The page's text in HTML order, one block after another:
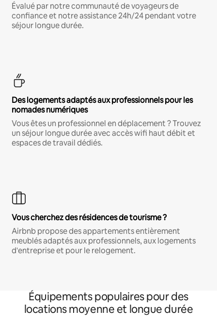
Évalué par notre communauté de voyageurs de
confiance et notre assistance 24h/24 pendant votre
séjour longue durée.
Des logements adaptés aux professionnels pour les
nomades numériques
Vous êtes un professionnel en déplacement ? Trouvez
un séjour longue durée avec accès wifi haut débit et
espaces de travail dédiés.
Vous cherchez des résidences de tourisme ?
Airbnb propose des appartements entièrement
meublés adaptés aux professionnels, aux logements
d'entreprise et pour le relogement.
Équipements populaires pour des
locations moyenne et longue durée